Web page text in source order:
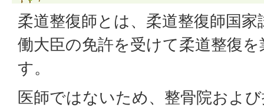
柔道整復師とは、柔道整復師国
働大臣の免許を受けて柔道整復
す。
医師ではないため、整骨院およ